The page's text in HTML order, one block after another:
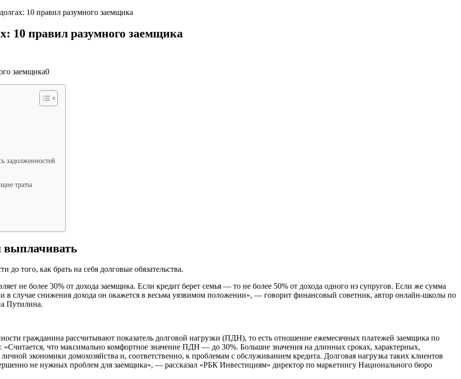
10 правил разумного заемщика
10 правил разумного заемщика
задолженностей
траты
выплачивать
до того, как брать на себя долговые обязательства.
не более 30% от дохода заемщика. Если кредит берет семья — то не более 50% от дохода одного из супругов. Если же сумма
в случае снижения дохода он окажется в весьма уязвимом положении», — говорит финансовый советник, автор онлайн-школы по
Путилина.
гражданина рассчитывают показатель долговой нагрузки (ПДН), то есть отношение ежемесячных платежей заемщика по
«Считается, что максимально комфортное значение ПДН — до 30%. Большие значения на длинных сроках, характерных,
экономики домохозяйства и, соответственно, к проблемам с обслуживанием кредита. Долговая нагрузка таких клиентов
не нужных проблем для заемщика», — рассказал «РБК Инвестициям» директор по маркетингу Национального бюро